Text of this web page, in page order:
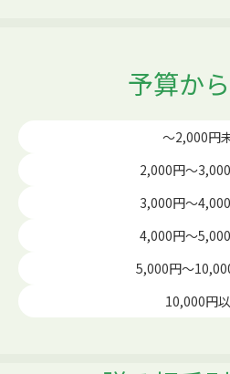
予算か
～2,000円
2,000円～
3,000円～
4,000円～
5,000円～
10,000円